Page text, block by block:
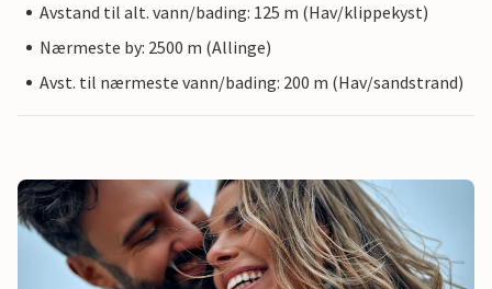
Avstand til alt. vann/bading: 125 m (Hav/klippekyst)
Nærmeste by: 2500 m (Allinge)
Avst. til nærmeste vann/bading: 200 m (Hav/sandstrand)